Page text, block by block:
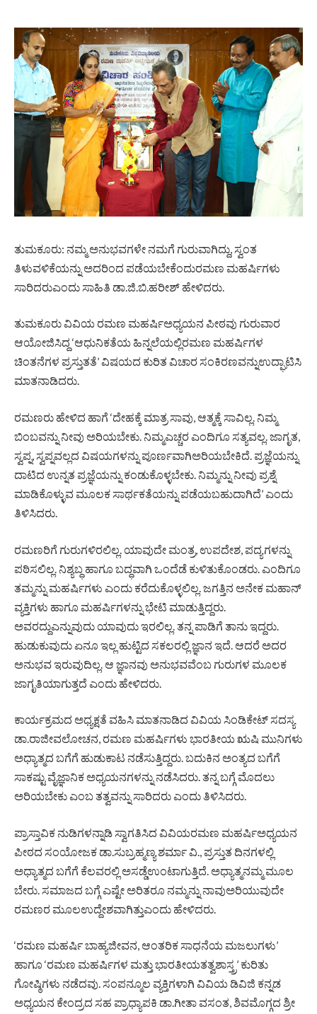
ತುಮಕೂರು: ನಮ್ಮ ಅನುಭವಗಳೇ ನಮಗೆ ಗುರುವಾಗಿದ್ದು, ಸ್ವಂತ
ತಿಳುವಳಿಕೆಯನ್ನು ಅದರಿಂದ ಪಡೆಯಬೇಕೆಂದುರಮಣ ಮಹರ್ಷಿಗಳು
ಸಾರಿದರುಎಂದು ಸಾಹಿತಿ ಡಾ.ಜಿ.ಬಿ.ಹರೀಶ್ ಹೇಳಿದರು.
ತುಮಕೂರು ವಿವಿಯ ರಮಣ ಮಹರ್ಷಿಅಧ್ಯಯನ ಪೀಠವು ಗುರುವಾರ
ಆಯೋಜಿಸಿದ್ದ ‘ಆಧುನಿಕತೆಯ ಹಿನ್ನಲೆಯಲ್ಲಿರಮಣ ಮಹರ್ಷಿಗಳ
ಚಿಂತನೆಗಳ ಪ್ರಸ್ತುತತೆ’ ವಿಷಯದ ಕುರಿತ ವಿಚಾರ ಸಂಕಿರಣವನ್ನುಉದ್ಘಾಟಿಸಿ
ಮಾತನಾಡಿದರು.
ರಮಣರು ಹೇಳಿದ ಹಾಗೆ ‘ದೇಹಕ್ಕೆ ಮಾತ್ರ ಸಾವು, ಆತ್ಮಕ್ಕೆ ಸಾವಿಲ್ಲ. ನಿಮ್ಮ
ಬಿಂಬವನ್ನು ನೀವು ಅರಿಯಬೇಕು. ನಿಮ್ಮಎಚ್ಚರ ಎಂದಿಗೂ ಸತ್ಯವಲ್ಲ. ಜಾಗೃತ,
ಸ್ವಪ್ನ, ಸ್ವಪ್ನವಲ್ಲದ ವಿಷಯಗಳನ್ನು ಪೂರ್ಣವಾಗಿಅರಿಯಬೇಕಿದೆ. ಪ್ರಜ್ಞೆಯನ್ನು
ದಾಟಿದ ಉನ್ನತ ಪ್ರಜ್ಞೆಯನ್ನು ಕಂಡುಕೊಳ್ಳಬೇಕು. ನಿಮ್ಮನ್ನು ನೀವು ಪ್ರಶ್ನೆ
ಮಾಡಿಕೊಳ್ಳುವ ಮೂಲಕ ಸಾರ್ಥಕತೆಯನ್ನು ಪಡೆಯಬಹುದಾಗಿದೆ’ ಎಂದು
ತಿಳಿಸಿದರು.
ರಮಣರಿಗೆ ಗುರುಗಳಿರಲಿಲ್ಲ. ಯಾವುದೇ ಮಂತ್ರ, ಉಪದೇಶ, ಪದ್ಯಗಳನ್ನು
ಪಠಿಸಲಿಲ್ಲ. ನಿಶ್ಯಬ್ಧ ಹಾಗೂ ಬದ್ಧವಾಗಿ ಒಂದೆಡೆ ಕುಳಿತುಕೊಂಡರು. ಎಂದಿಗೂ
ತಮ್ಮನ್ನು ಮಹರ್ಷಿಗಳು ಎಂದು ಕರೆದುಕೊಳ್ಳಲಿಲ್ಲ. ಜಗತ್ತಿನ ಅನೇಕ ಮಹಾನ್
ವ್ಯಕ್ತಿಗಳು ಹಾಗೂ ಮಹರ್ಷಿಗಳನ್ನು ಭೇಟಿ ಮಾಡುತ್ತಿದ್ದರು.
ಅವರದ್ದುಎನ್ನುವುದು ಯಾವುದು ಇರಲಿಲ್ಲ. ತನ್ನ ಪಾಡಿಗೆ ತಾನು ಇದ್ದರು.
ಹುಡುಕುವುದು ಏನೂ ಇಲ್ಲ ಹುಟ್ಟಿದ ಸಕಲರಲ್ಲಿ ಜ್ಞಾನ ಇದೆ. ಆದರೆ ಅದರ
ಅನುಭವ ಇರುವುದಿಲ್ಲ. ಆ ಜ್ಞಾನವು ಅನುಭವವೆಂಬ ಗುರುಗಳ ಮೂಲಕ
ಜಾಗೃತಿಯಾಗುತ್ತದೆ ಎಂದು ಹೇಳಿದರು.
ಕಾರ್ಯಕ್ರಮದ ಅಧ್ಯಕ್ಷತೆ ವಹಿಸಿ ಮಾತನಾಡಿದ ವಿವಿಯ ಸಿಂಡಿಕೇಟ್ ಸದಸ್ಯ
ಡಾ.ರಾಜೀವಲೋಚನ, ರಮಣ ಮಹರ್ಷಿಗಳು ಭಾರತೀಯ ಋಷಿ ಮುನಿಗಳು
ಅಧ್ಯಾತ್ಮದ ಬಗೆಗೆ ಹುಡುಕಾಟ ನಡೆಸುತ್ತಿದ್ದರು. ಬದುಕಿನ ಅಂತ್ಯದ ಬಗೆಗೆ
ಸಾಕಷ್ಟು ವೈಜ್ಞಾನಿಕ ಅಧ್ಯಯನಗಳನ್ನು ನಡೆಸಿದರು. ತನ್ನ ಬಗ್ಗೆ ಮೊದಲು
ಅರಿಯಬೇಕು ಎಂಬ ತತ್ವವನ್ನು ಸಾರಿದರು ಎಂದು ತಿಳಿಸಿದರು.
ಪ್ರಾಸ್ತಾವಿಕ ನುಡಿಗಳನ್ನಾಡಿ ಸ್ವಾಗತಿಸಿದ ವಿವಿಯರಮಣ ಮಹರ್ಷಿಅಧ್ಯಯನ
ಪೀಠದ ಸಂಯೋಜಕ ಡಾ.ಸುಬ್ರಹ್ಮಣ್ಯ ಶರ್ಮಾ ವಿ., ಪ್ರಸ್ತುತ ದಿನಗಳಲ್ಲಿ
ಅಧ್ಯಾತ್ಮದ ಬಗೆಗೆ ಕೆಲವರಲ್ಲಿ ಅಸಡ್ಡೆಉಂಟಾಗುತ್ತಿದೆ. ಅಧ್ಯಾತ್ಮನಮ್ಮ ಮೂಲ
ಬೇರು. ಸಮಾಜದ ಬಗ್ಗೆ ಎಷ್ಟೇ ಅರಿತರೂ ನಮ್ಮನ್ನು ನಾವುಅರಿಯುವುದೇ
ರಮಣರ ಮೂಲಉದ್ದೇಶವಾಗಿತ್ತುಎಂದು ಹೇಳಿದರು.
‘ರಮಣ ಮಹರ್ಷಿ ಬಾಹ್ಯಜೀವನ, ಆಂತರಿಕ ಸಾಧನೆಯ ಮಜಲುಗಳು’
ಹಾಗೂ ‘ರಮಣ ಮಹರ್ಷಿಗಳ ಮತ್ತು ಭಾರತೀಯತತ್ವಶಾಸ್ತ್ರ’ ಕುರಿತು
ಗೋಷ್ಠಿಗಳು ನಡೆದವು. ಸಂಪನ್ಮೂಲ ವ್ಯಕ್ತಿಗಳಾಗಿ ವಿವಿಯ ಡಿವಿಜಿ ಕನ್ನಡ
ಅಧ್ಯಯನ ಕೇಂದ್ರದ ಸಹ ಪ್ರಾಧ್ಯಾಪಕಿ ಡಾ.ಗೀತಾ ವಸಂತ, ಶಿವಮೊಗ್ಗದ ಶ್ರೀ